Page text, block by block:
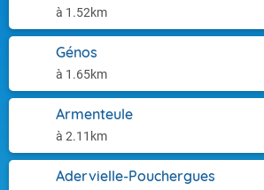
à 1.52km
Génos
à 1.65km
Armenteule
à 2.11km
Adervielle-Pouchergues